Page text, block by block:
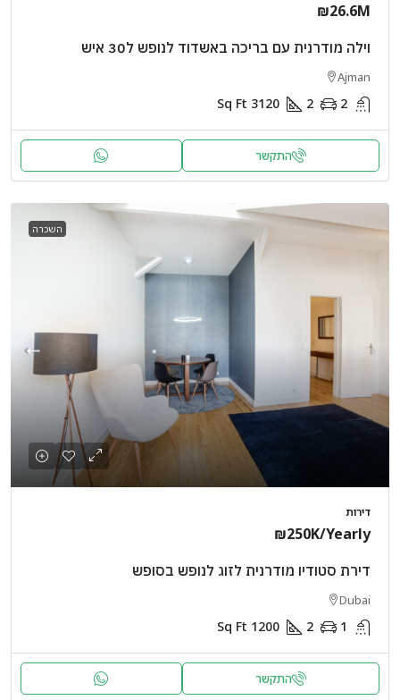
₪26.6M
וילה מודרנית עם בריכה באשדוד לנופש ל30 איש
Ajman
2
2
3120
Sq Ft
התקשר
השכרה
דירות
₪250K/Yearly
דירת סטודיו מודרנית לזוג לנופש בסופש
Dubai
1
2
1200
Sq Ft
התקשר